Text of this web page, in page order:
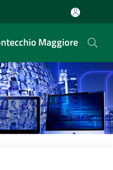
Maggiore